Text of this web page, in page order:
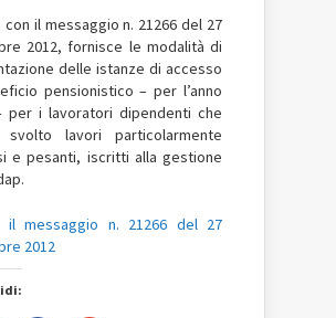
con il messaggio n. 21266 del 27
2012, fornisce le modalità di
delle istanze di accesso
pensionistico – per l’anno
per i lavoratori dipendenti che
svolto lavori particolarmente
e pesanti, iscritti alla gestione
il messaggio n. 21266 del 27
2012